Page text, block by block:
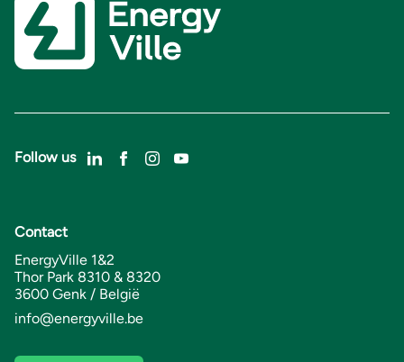
Follow us
Contact
EnergyVille 1&2
Thor Park 8310 & 8320
3600 Genk / België
info@energyville.be